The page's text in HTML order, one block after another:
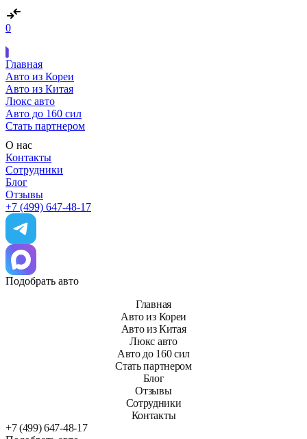
0
Главная
Авто из Кореи
Авто из Китая
Люкс авто
Авто до 160 сил
Стать партнером
О нас
Контакты
Сотрудники
Блог
Отзывы
+7 (499) 647-48-17
Подобрать авто
Главная
Авто из Кореи
Авто из Китая
Люкс авто
Авто до 160 сил
Стать партнером
Блог
Отзывы
Сотрудники
Контакты
+7 (499) 647-48-17